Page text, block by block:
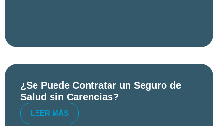
¿Se Puede Contratar un Seguro de
Salud sin Carencias?
LEER MÁS